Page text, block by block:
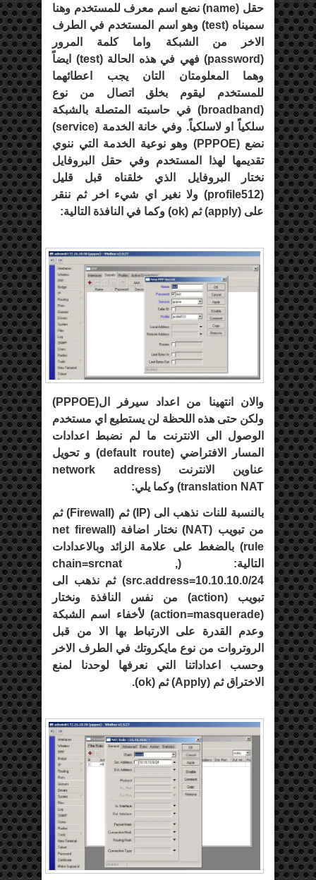
حقل (name) نضع اسم معرف للمستخدم وهنا
سميناه (test) وهو اسم المستخدم في الطرف
الاخر من الشبكة واما كلمة المرور
(
password) فهي في هذه الحالة (test) ايضاً
وهما المعلومتان التان يجب اعطائهما
للمستخدم ليقوم بخلق اتصال من نوع
(
broadband) في حاسبته المتصلة بالشبكة
سلكياً او لاسلكياً. وفي خانة الخدمة (service
)
نضع (PPPOE) وهو نوعية الخدمة التي ننوي
تقديمها لهذا المستخدم وفي حقل البروفايل
نختار البروفايل الذي خلقناه قبل قليل
(
profile512) ولا نغير اي شيء اخر ثم ننقر
على (apply) ثم (ok) وكما في النافذة التالية:
والان انتهينا من اعداد سيرفر ال(PPPOE
)
ولكن حتى هذه اللحظة لن يستطيع اي مستخدم
الوصول الى الانترنت ما لم نضبط اعدادات
المسار الافتراضي (default route) و تحويل
عناوين الانترنت (network address
translation NAT) وكما يلي:
بالنسبة للنات نذهب الى (IP) ثم (Firewall) ثم
من تبويب (NAT) نختار اضافة ( net firewall
rule) بالضغط على علامة الزائد وبالاعدادات
التالية: (chain=srcnat ,
src.address=10.10.10.0/24) ثم نذهب الى
تبويب (action) من نفس النافذة ونختار
(
action=masquerade) لأخفاء اسم الشبكة
وعدم القدرة على الارتباط بها الا من قبل
الروتروات من نوع مايكروتك في الطرف الاخر
وحسب اعداداتنا التي نعرفها لوحدنا لمنع
الاختراق ثم (Apply) ثم (ok
).